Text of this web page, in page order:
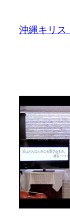
沖縄キリス